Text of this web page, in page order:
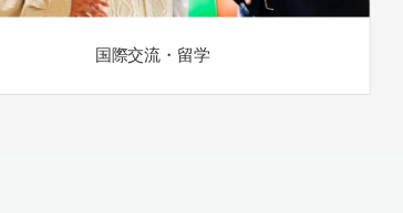
国際交流・留学